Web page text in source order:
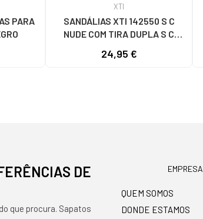
PARA
XTI
SANDÁLIAS XTI 142550 S C
NUDE COM TIRA DUPLA S C
24,95 €
DE
que procura. Sapatos
EMPRESA
QUEM SOMOS
DONDE ESTAMOS